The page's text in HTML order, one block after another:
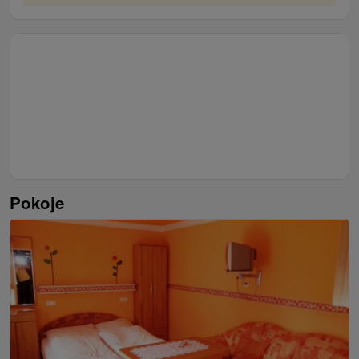
Pokoje